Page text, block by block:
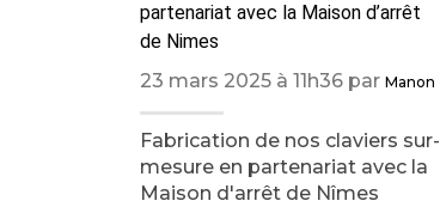
partenariat avec la Maison d’arrêt
de Nimes
23 mars 2025 à 11h36 par Manon
Fabrication de nos claviers sur-
mesure en partenariat avec la
Maison d'arrêt de Nîmes